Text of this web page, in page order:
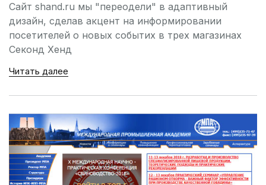
Сайт shand.ru мы "переодели" в адаптивный
дизайн, сделав акцент на информировании
посетителей о новых событих в трех магазинах
Секонд Хенд
Читать далее